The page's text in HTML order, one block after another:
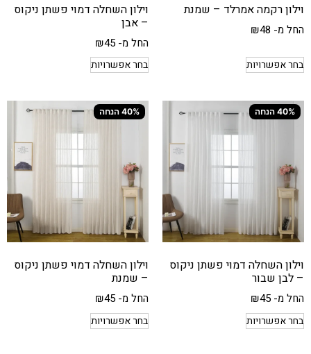
וילון רקמה אמרלד – שמנת
החל מ- ₪48
בחר אפשרויות
וילון השחלה דמוי פשתן ניקוס
– אבן
החל מ- ₪45
בחר אפשרויות
40% הנחה
וילון השחלה דמוי פשתן ניקוס
– לבן שבור
החל מ- ₪45
בחר אפשרויות
40% הנחה
וילון השחלה דמוי פשתן ניקוס
– שמנת
החל מ- ₪45
בחר אפשרויות